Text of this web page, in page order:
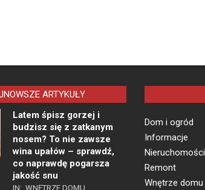
ARTYKUŁY
Latem śpisz gorzej i
budzisz się z zatkanym
nosem? To nie zawsze
wina upałów – sprawdź,
co naprawdę pogarsza
jakość snu
IN: WNĘTRZE DOMU
Dom i ogród
Informacje
Nieruchomości
Remont
Wnętrze domu